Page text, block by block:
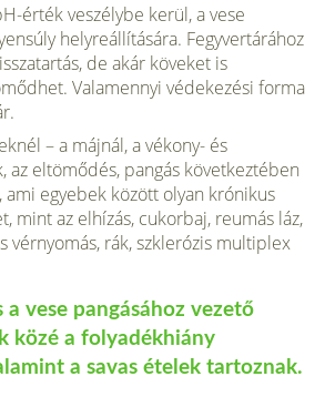
érték veszélybe kerül, a vese
helyreállítására. Fegyvertárához
de akár köveket is
Valamennyi védekezési forma
– a májnál, a vékony- és
az eltömődés, pangás következtében
egyebek között olyan krónikus
mint az elhízás, cukorbaj, reumás láz,
vérnyomás, rák, szklerózis multiplex
vese pangásához vezető
közé a folyadékhiány
a savas ételek tartoznak.